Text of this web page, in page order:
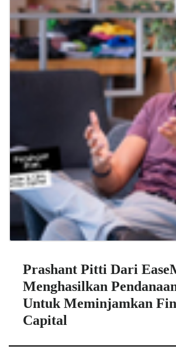
Prashant Pitti Dari
Menghasilkan
Untuk Meminjamkan
Capital